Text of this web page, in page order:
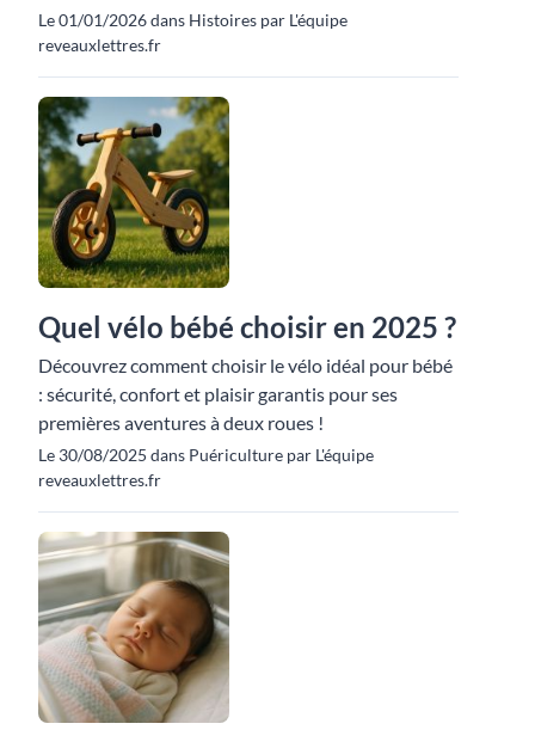
Le 01/01/2026 dans Histoires par L'équipe
reveauxlettres.fr
Quel vélo bébé choisir en 2025 ?
Découvrez comment choisir le vélo idéal pour bébé
: sécurité, confort et plaisir garantis pour ses
premières aventures à deux roues !
Le 30/08/2025 dans Puériculture par L'équipe
reveauxlettres.fr